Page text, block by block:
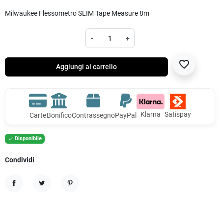
Milwaukee Flessometro SLIM Tape Measure 8m
- +
Aggiungi al carrello favorite_border
CarteBonificoContrassegnoPayPal Klarna Satispay
 Disponibile
Condividi